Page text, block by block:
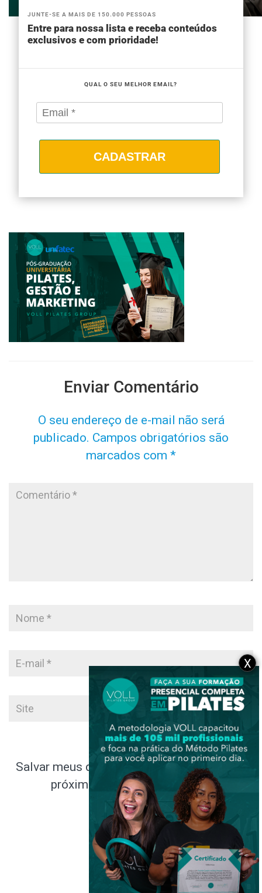
JUNTE-SE A MAIS DE 150.000 PESSOAS
Entre para nossa lista e receba conteúdos
exclusivos e com prioridade!
QUAL O SEU MELHOR EMAIL?
CADASTRAR
Enviar Comentário
O seu endereço de e-mail não será
publicado. Campos obrigatórios são
marcados com *
Salvar meus dados neste navegador para a
próxima vez que eu comentar.
X